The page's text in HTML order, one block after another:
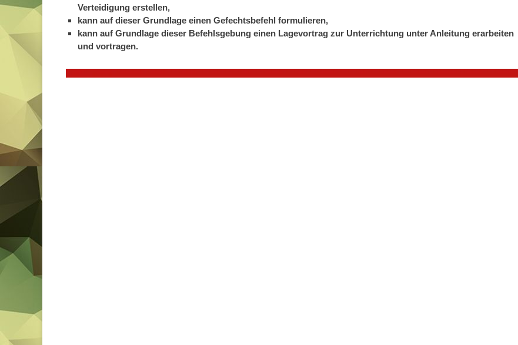
Verteidigung erstellen,
kann auf dieser Grundlage einen Gefechtsbefehl formulieren,
kann auf Grundlage dieser Befehlsgebung einen Lagevortrag zur Unterrichtung unter Anleitung erarbeiten
und vortragen.